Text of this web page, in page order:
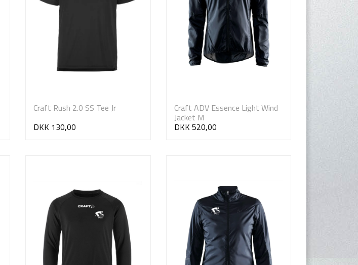
Craft Rush 2.0 SS Tee Jr
DKK 130,00
Craft ADV Essence Light Wind
Jacket M
DKK 520,00